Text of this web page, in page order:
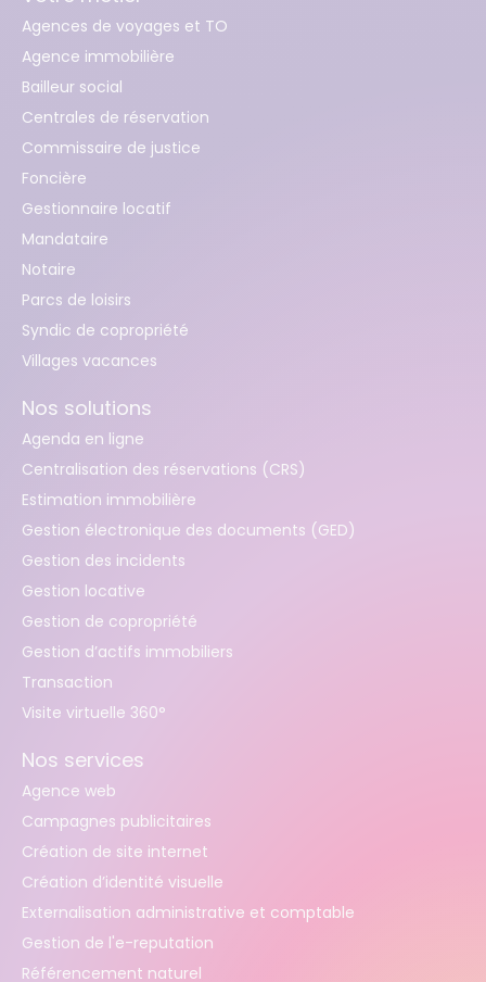
Agences de voyages et TO
Agence immobilière
Bailleur social
Centrales de réservation
Commissaire de justice
Foncière
Gestionnaire locatif
Mandataire
Notaire
Parcs de loisirs
Syndic de copropriété
Villages vacances
Nos solutions
Agenda en ligne
Centralisation des réservations (CRS)
Estimation immobilière
Gestion électronique des documents (GED)
Gestion des incidents
Gestion locative
Gestion de copropriété
Gestion d’actifs immobiliers
Transaction
Visite virtuelle 360°
Nos services
Agence web
Campagnes publicitaires
Création de site internet
Création d’identité visuelle
Externalisation administrative et comptable
Gestion de l'e-reputation
Référencement naturel